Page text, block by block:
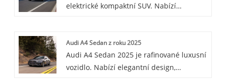
elektrické kompaktní SUV. Nabízí
Audi A4 Sedan z roku 2025
Audi A4 Sedan 2025 je rafinované luxusní
vozidlo. Nabízí elegantní design,